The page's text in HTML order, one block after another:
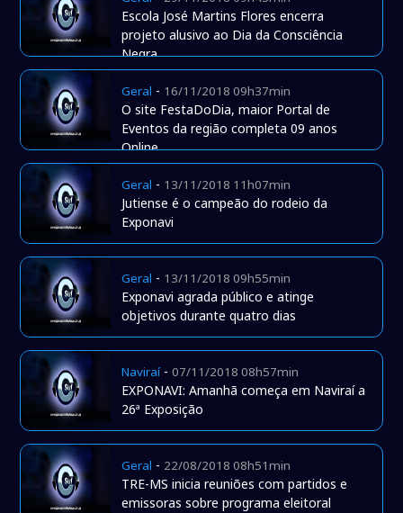
Escola José Martins Flores encerra
projeto alusivo ao Dia da Consciência
Negra
Geral - 16/11/2018 09h37min
O site FestaDoDia, maior Portal de
Eventos da região completa 09 anos
Online.
Geral - 13/11/2018 11h07min
Jutiense é o campeão do rodeio da
Exponavi
Geral - 13/11/2018 09h55min
Exponavi agrada público e atinge
objetivos durante quatro dias
Naviraí-07/11/2018 08h57min
EXPONAVI: Amanhã começa em Naviraí a
26ª Exposição
Geral - 22/08/2018 08h51min
TRE-MS inicia reuniões com partidos e
emissoras sobre programa eleitoral